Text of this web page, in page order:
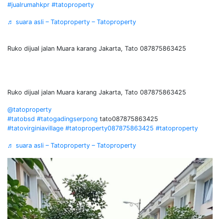
#jualrumahkpr #tatoproperty
♬ suara asli – Tatoproperty – Tatoproperty
Ruko dijual jalan Muara karang Jakarta, Tato 087875863425
Ruko dijual jalan Muara karang Jakarta, Tato 087875863425
@tatoproperty
#tatobsd #tatogadingserpong tato087875863425
#tatovirginiavillage #tatoproperty087875863425 #tatoproperty
♬ suara asli – Tatoproperty – Tatoproperty